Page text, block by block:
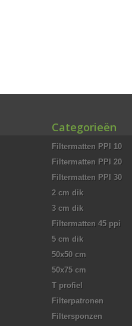
Categorieën
Filtermatten PPI 10
Filtermatten PPI 20
Filtermatten PPI 30
2 cm dik
3 cm dik
Filtermatten 45 ppi
5 cm dik
50x50 cm
50x75 cm
T profiel
Filterpatronen
Filtersponzen